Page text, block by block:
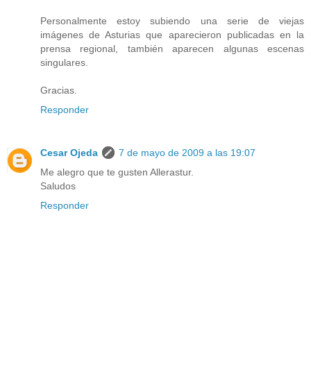
Personalmente estoy subiendo una serie de viejas
imágenes de Asturias que aparecieron publicadas en la
prensa regional, también aparecen algunas escenas
singulares.
Gracias.
Responder
Cesar Ojeda
7 de mayo de 2009 a las 19:07
Me alegro que te gusten Allerastur.
Saludos
Responder